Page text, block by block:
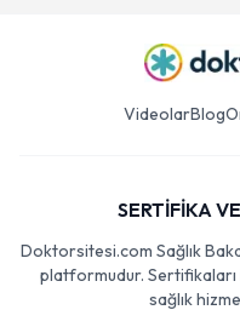
VideolarBlog
SERTİFİKA
Doktorsitesi.com Sağlık
platformudur. Sertifikaları
sağlık